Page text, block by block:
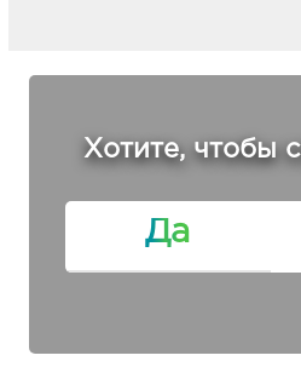
Хотите, чтобы
Да